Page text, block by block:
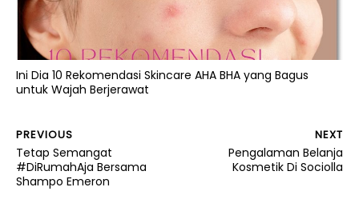
Ini Dia 10 Rekomendasi Skincare AHA BHA yang Bagus
untuk Wajah Berjerawat
NEXT
Pengalaman Belanja
Kosmetik Di Sociolla
PREVIOUS
Tetap Semangat
#DiRumahAja Bersama
Shampo Emeron